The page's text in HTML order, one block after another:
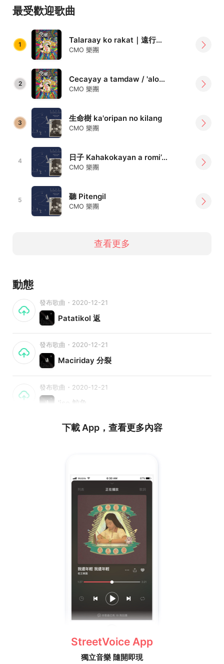
此外，樂團也改編臺灣原住民古調，讓日漸佚失的語言文化
成立六年來共演出超過400場，曾受邀演出至日本沖繩
Mod’s Live House；高雄衛武營藝術文化中心榕園廣場「原
民的聲音」；臺北市政府原民局「臺北市第七屆娜魯灣文化
節」；2016臺北兒童藝術節；2016Pulima藝術節「表演藝
術新秀」；2016 Street Voice「The Next Big Thing 高校
插旗同學限定場」等。自辦音樂會包含巡迴音樂會「島歌」
於臺北、臺中、臺東演出，邀請日本沖繩音樂家Hirara
Maxi、又吉祐衣一同參與；2013第六屆臺北藝穗節「自由大
樹」演出，獲「音樂中的音樂」獎項。
得獎紀錄：
2013 第六屆臺北藝穗節「音樂中的音樂」獎項
2014 第七屆臺北藝穗節「音樂中的音樂」獎項
2015 年發行《自由的旅程》專輯入圍 2016 年第二十七屆金
2016 入選PULIMA藝術節「表演藝術新秀—音樂類」
最受歡迎歌曲
1 Talaraay ko rakat｜遠行｜Voyage
CMO 樂團
2 Cecayay a tamdaw / 'alomanay a tamdaw ｜一個人一群人｜Uni Crowd
CMO 樂團
3 生命樹 ka'oripan no kilang
CMO 樂團
4 日子 Kahakokayan a romi’ad
CMO 樂團
5 聽 Pitengil
CMO 樂團
查看更多
動態
發布歌曲・2020-12-21
Patatikol 返
發布歌曲・2020-12-21
Maciriday 分裂
發布歌曲・2020-12-21
'iso 鯨魚
下載 App，查看更多內容
StreetVoice App
獨立音樂 隨開即現